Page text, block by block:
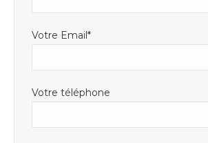
Votre Email*
Votre téléphone